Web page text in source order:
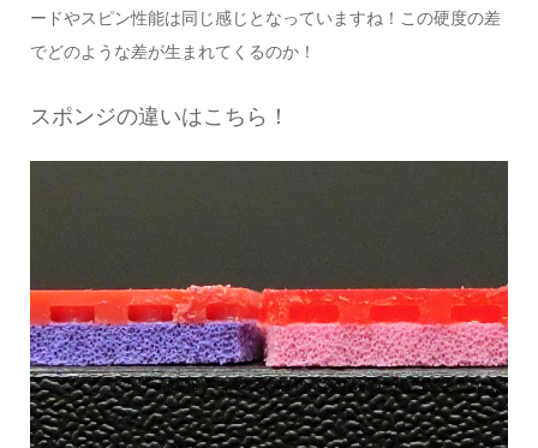
ードやスピン性能は同じ感じとなっていますね！この硬度の差
でどのような差が生まれてくるのか！
スポンジの違いはこちら！